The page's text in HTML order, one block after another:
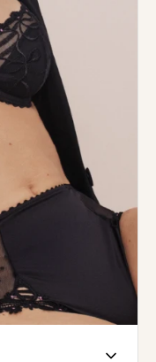
skåret
til barmen. I
af
uden blonder,
kan vælge en
og behov.
findes ofte i
med denne
bh, der ikke